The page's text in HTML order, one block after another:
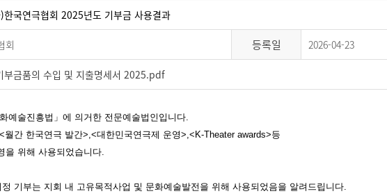
국연극협회 2025년도 기부금 사용결과
회 등록일 2026-04-23
부금품의 수입 및 지출명세서 2025.pdf
예술진흥법 」 에 의거한 전문예술법인입니다.
<월간 한국연극 발간>,<대한민국연극제 운영>,< K-Theater awards>등
을 위해 사용되었습니다.
기부는 지회 내 고유목적사업 및 문화예술발전을 위해 사용되었음을 알려드립니다.